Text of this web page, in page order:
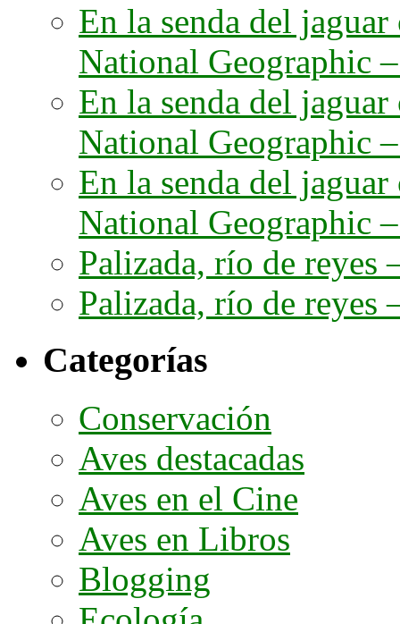
En la senda del
National Geographic
En la senda del
National Geographic
En la senda del
National Geographic
Palizada, río de reyes
Palizada, río de reyes
Categorías
Conservación
Aves destacadas
Aves en el Cine
Aves en Libros
Blogging